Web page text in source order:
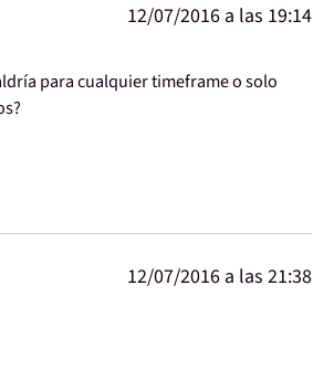
12/07/2016 a las 19:14
para cualquier timeframe o solo
12/07/2016 a las 21:38